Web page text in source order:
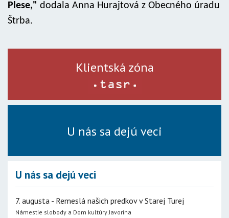
Plese," dodala Anna Hurajtová z Obecného úradu
Štrba.
Klientská zóna
U nás sa dejú veci
U nás sa dejú veci
7. augusta - Remeslá našich predkov v Starej Turej
Námestie slobody a Dom kultúry Javorina